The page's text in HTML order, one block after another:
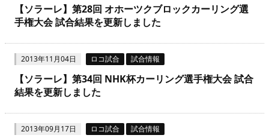
【ソラーレ】第28回 オホーツクブロックカーリング選
手権大会 試合結果を更新しました
2013年11月04日 ロコ試合 試合情報
【ソラーレ】第34回 NHK杯カーリング選手権大会 試合
結果を更新しました
2013年09月17日 ロコ試合 試合情報